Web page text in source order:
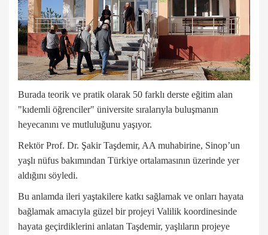
Burada teorik ve pratik olarak 50 farklı derste eğitim alan
"kıdemli öğrenciler" üniversite sıralarıyla buluşmanın
heyecanını ve mutluluğunu yaşıyor.
Rektör Prof. Dr. Şakir Taşdemir, AA muhabirine, Sinop’un
yaşlı nüfus bakımından Türkiye ortalamasının üzerinde yer
aldığını söyledi.
Bu anlamda ileri yaştakilere katkı sağlamak ve onları hayata
bağlamak amacıyla güzel bir projeyi Valilik koordinesinde
hayata geçirdiklerini anlatan Taşdemir, yaşlıların projeye